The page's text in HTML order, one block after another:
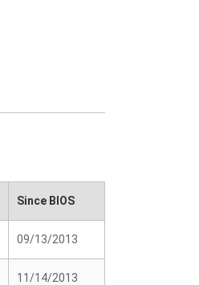
Since BIOS
09/13/2013
11/14/2013